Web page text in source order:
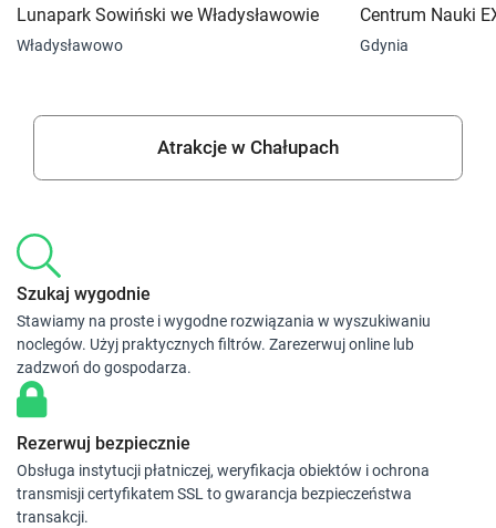
Lunapark Sowiński we Władysławowie
Władysławowo
Centrum Nauki
Gdynia
Atrakcje w Chałupach
Szukaj wygodnie
Stawiamy na proste i wygodne rozwiązania w wyszukiwaniu
noclegów. Użyj praktycznych filtrów. Zarezerwuj online lub
zadzwoń do gospodarza.
Rezerwuj bezpiecznie
Obsługa instytucji płatniczej, weryfikacja obiektów i ochrona
transmisji certyfikatem SSL to gwarancja bezpieczeństwa
transakcji.